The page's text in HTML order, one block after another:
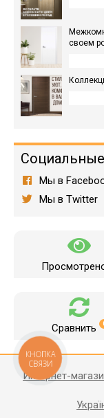
своем
Мы в
Мы в Twitter
Сравнить
Интернет-
КНОПКА
СВЯЗИ